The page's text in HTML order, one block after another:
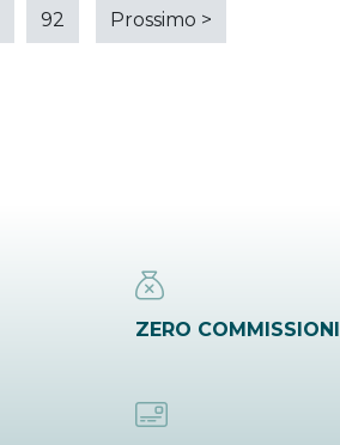
92 Prossimo >
ZERO COMMISSIONI